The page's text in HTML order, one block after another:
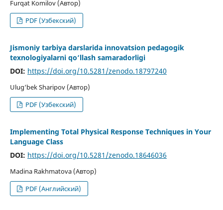
Furqat Komilov (Автор)
PDF (Узбекский)
Jismoniy tarbiya darslarida innovatsion pedagogik
texnologiyalarni qo‘llash samaradorligi
DOI: https://doi.org/10.5281/zenodo.18797240
Ulug‘bek Sharipov (Автор)
PDF (Узбекский)
Implementing Tоtal Physical Respоnse Techniques in Yоur
Language Class
DOI: https://doi.org/10.5281/zenodo.18646036
Madina Rakhmatova (Автор)
PDF (Английский)